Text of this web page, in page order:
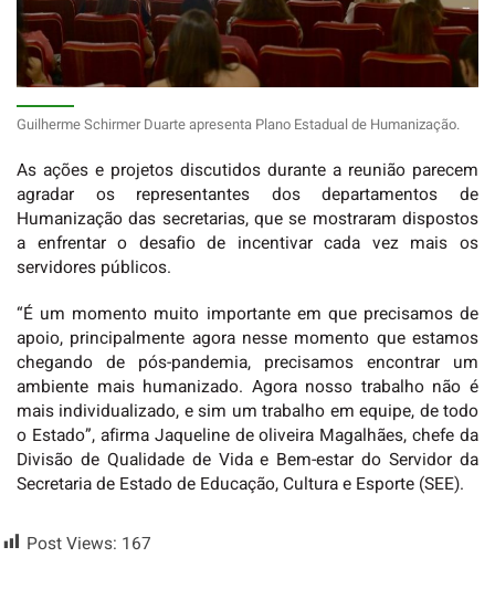
Guilherme Schirmer Duarte apresenta Plano Estadual de Humanização.
As ações e projetos discutidos durante a reunião parecem
agradar os representantes dos departamentos de
Humanização das secretarias, que se mostraram dispostos
a enfrentar o desafio de incentivar cada vez mais os
servidores públicos.
“É um momento muito importante em que precisamos de
apoio, principalmente agora nesse momento que estamos
chegando de pós-pandemia, precisamos encontrar um
ambiente mais humanizado. Agora nosso trabalho não é
mais individualizado, e sim um trabalho em equipe, de todo
o Estado”, afirma Jaqueline de oliveira Magalhães, chefe da
Divisão de Qualidade de Vida e Bem-estar do Servidor da
Secretaria de Estado de Educação, Cultura e Esporte (SEE).
Post Views: 167